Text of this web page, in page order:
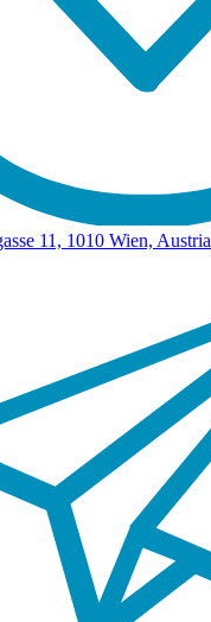
11, 1010 Wien, Austria